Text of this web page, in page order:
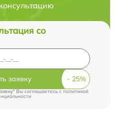
со
заявку
Вы соглашаетесь cполитикой